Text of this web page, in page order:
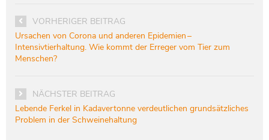
VORHERIGER BEITRAG
Ursachen von Corona und anderen Epidemien –
Intensivtierhaltung. Wie kommt der Erreger vom Tier zum
Menschen?
NÄCHSTER BEITRAG
Lebende Ferkel in Kadavertonne verdeutlichen grundsätzliches
Problem in der Schweinehaltung